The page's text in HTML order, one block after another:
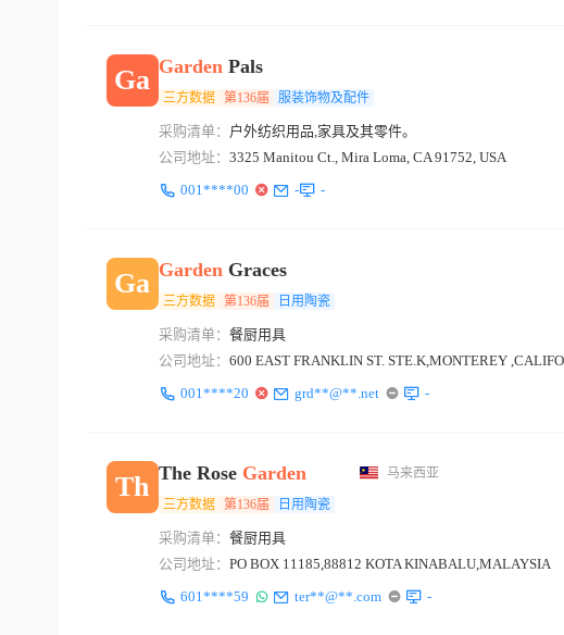
Ga GardenPals
三方数据 第136届 服装饰物及配件
采购清单： 户外纺织用品,家具及其零件。
公司地址： 3325 Manitou Ct., Mira Loma, CA 91752, USA
001****00
- -
Ga GardenGraces
三方数据 第136届 日用陶瓷
采购清单： 餐厨用具
公司地址： 600 EAST FRANKLIN ST. STE.K,MONTEREY
001****20
grd**@**.net -
Th The Rose Garden 马来西亚
三方数据 第136届 日用陶瓷
采购清单： 餐厨用具
公司地址： PO BOX 11185,88812 KOTA KINABALU,MALAYSIA
601****59
ter**@**.com -